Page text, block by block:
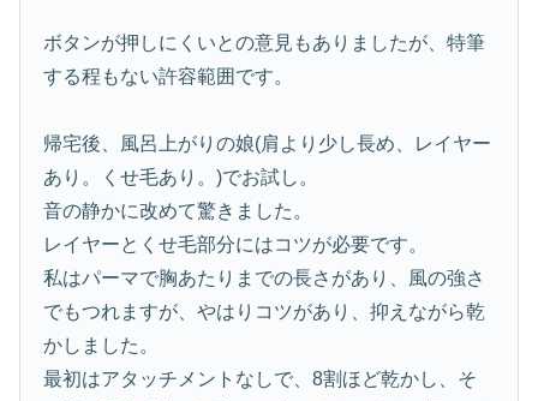
ボタンが押しにくいとの意見もありましたが、特筆
する程もない許容範囲です。
帰宅後、風呂上がりの娘(肩より少し長め、レイヤー
あり。くせ毛あり。)でお試し。
音の静かに改めて驚きました。
レイヤーとくせ毛部分にはコツが必要です。
私はパーマで胸あたりまでの長さがあり、風の強さ
でもつれますが、やはりコツがあり、抑えながら乾
かしました。
最初はアタッチメントなしで、8割ほど乾かし、そ